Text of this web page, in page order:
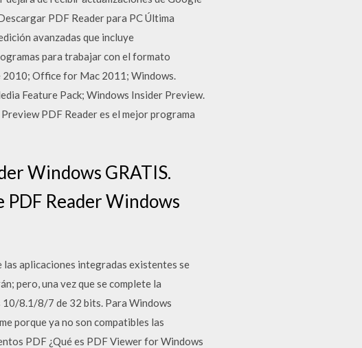
PDF Reader para PC Última
avanzadas que incluye
para trabajar con el formato
Office for Mac 2011; Windows.
Feature Pack; Windows Insider Preview.
PDF Reader es el mejor programa
Windows GRATIS.
PDF Reader Windows
aplicaciones integradas existentes se
pero, una vez que se complete la
10/8.1/8/7 de 32 bits. Para Windows
porque ya no son compatibles las
PDF ¿Qué es PDF Viewer for Windows